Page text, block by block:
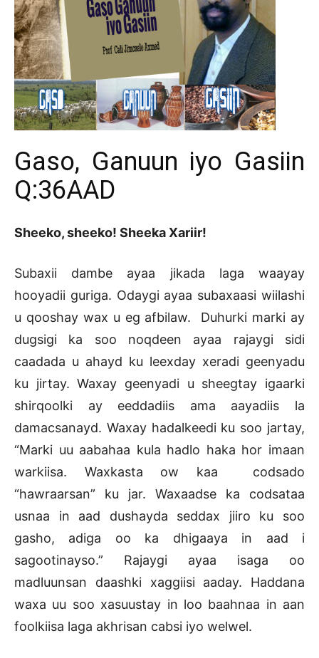
Gaso, Ganuun iyo Gasiin
Q:36AAD
Sheeko, sheeko! Sheeka Xariir!
Subaxii dambe ayaa jikada laga waayay
hooyadii guriga. Odaygi ayaa subaxaasi wiilashi
u qooshay wax u eg afbilaw. Duhurki marki ay
dugsigi ka soo noqdeen ayaa rajaygi sidi
caadada u ahayd ku leexday xeradi geenyadu
ku jirtay. Waxay geenyadi u sheegtay igaarki
shirqoolki ay eeddadiis ama aayadiis la
damacsanayd. Waxay hadalkeedi ku soo jartay,
“Marki uu aabahaa kula hadlo haka hor imaan
warkiisa. Waxkasta ow kaa codsado
“hawraarsan” ku jar. Waxaadse ka codsataa
usnaa in aad dushayda seddax jiiro ku soo
gasho, adiga oo ka dhigaaya in aad i
sagootinayso.” Rajaygi ayaa isaga oo
madluunsan daashki xaggiisi aaday. Haddana
waxa uu soo xasuustay in loo baahnaa in aan
foolkiisa laga akhrisan cabsi iyo welwel.